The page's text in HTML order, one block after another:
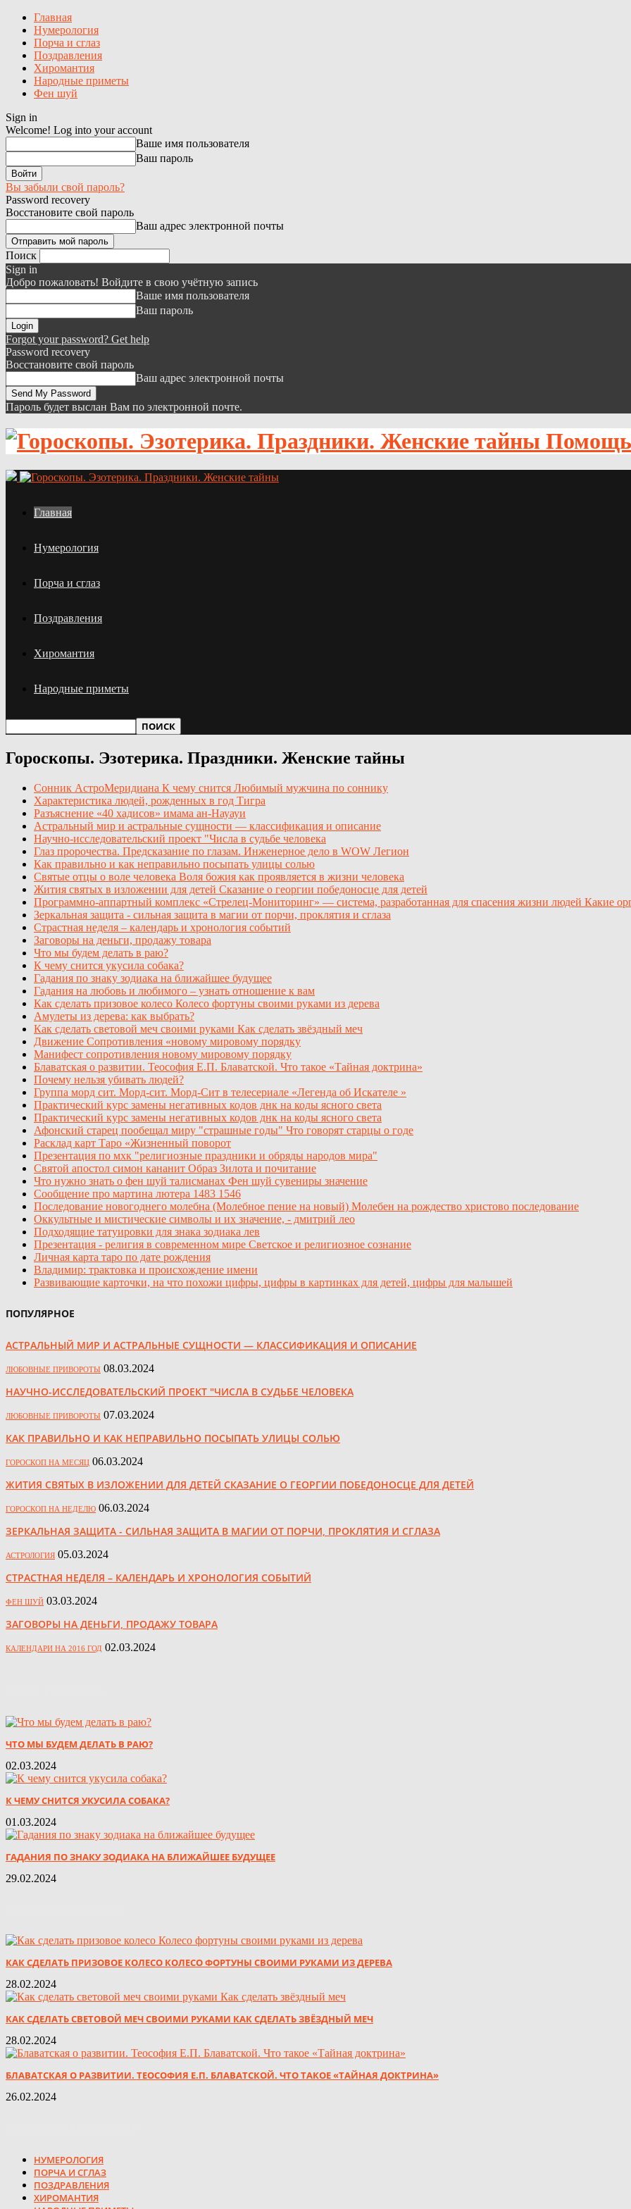
Главная
Нумерология
Порча и сглаз
Поздравления
Хиромантия
Народные приметы
Фен шуй
Sign in
Welcome! Log into your account
Ваше имя пользователя
Ваш пароль
Вы забыли свой пароль?
Password recovery
Восстановите свой пароль
Ваш адрес электронной почты
Поиск
Sign in
Добро пожаловать! Войдите в свою учётную запись
Ваше имя пользователя
Ваш пароль
Forgot your password? Get help
Password recovery
Восстановите свой пароль
Ваш адрес электронной почты
Пароль будет выслан Вам по электронной почте.
Помощь
Главная
Нумерология
Порча и сглаз
Поздравления
Хиромантия
Народные приметы
Гороскопы. Эзотерика. Праздники. Женские тайны
Сонник АстроМеридиана К чему снится Любимый мужчина по соннику
Характеристика людей, рожденных в год Тигра
Разъяснение «40 хадисов» имама ан-Науауи
Астральный мир и астральные сущности — классификация и описание
Научно-исследовательский проект "Числа в судьбе человека
Глаз пророчества. Предсказание по глазам. Инженерное дело в WOW Легион
Как правильно и как неправильно посыпать улицы солью
Святые отцы о воле человека Воля божия как проявляется в жизни человека
Жития святых в изложении для детей Сказание о георгии победоносце для детей
Программно-аппартный комплекс «Стрелец-Мониторинг» — система, разработанная для спасения жизни людей Какие
Зеркальная защита - сильная защита в магии от порчи, проклятия и сглаза
Страстная неделя – календарь и хронология событий
Заговоры на деньги, продажу товара
Что мы будем делать в раю?
К чему снится укусила собака?
Гадания по знаку зодиака на ближайшее будущее
Гадания на любовь и любимого – узнать отношение к вам
Как сделать призовое колесо Колесо фортуны своими руками из дерева
Амулеты из дерева: как выбрать?
Как сделать световой меч своими руками Как сделать звёздный меч
Движение Сопротивления «новому мировому порядку
Манифест сопротивления новому мировому порядку
Блаватская о развитии. Теософия Е.П. Блаватской. Что такое «Тайная доктрина»
Почему нельзя убивать людей?
Группа морд сит. Морд-сит. Морд-Сит в телесериале «Легенда об Искателе »
Практический курс замены негативных кодов днк на коды ясного света
Практический курс замены негативных кодов днк на коды ясного света
Афонский старец пообещал миру "страшные годы" Что говорят старцы о годе
Расклад карт Таро «Жизненный поворот
Презентация по мхк "религиозные праздники и обряды народов мира"
Святой апостол симон кананит Образ Зилота и почитание
Что нужно знать о фен шуй талисманах Фен шуй сувениры значение
Сообщение про мартина лютера 1483 1546
Последование новогоднего молебна (Молебное пение на новый) Молебен на рождество христово последование
Оккультные и мистические символы и их значение, - дмитрий лео
Подходящие татуировки для знака зодиака лев
Презентация - религия в современном мире Светское и религиозное сознание
Личная карта таро по дате рождения
Владимир: трактовка и происхождение имени
Развивающие карточки, на что похожи цифры, цифры в картинках для детей, цифры для малышей
ПОПУЛЯРНОЕ
АСТРАЛЬНЫЙ МИР И АСТРАЛЬНЫЕ СУЩНОСТИ — КЛАССИФИКАЦИЯ И ОПИСАНИЕ
ЛЮБОВНЫЕ ПРИВОРОТЫ 08.03.2024
НАУЧНО-ИССЛЕДОВАТЕЛЬСКИЙ ПРОЕКТ "ЧИСЛА В СУДЬБЕ ЧЕЛОВЕКА
ЛЮБОВНЫЕ ПРИВОРОТЫ 07.03.2024
КАК ПРАВИЛЬНО И КАК НЕПРАВИЛЬНО ПОСЫПАТЬ УЛИЦЫ СОЛЬЮ
ГОРОСКОП НА МЕСЯЦ 06.03.2024
ЖИТИЯ СВЯТЫХ В ИЗЛОЖЕНИИ ДЛЯ ДЕТЕЙ СКАЗАНИЕ О ГЕОРГИИ ПОБЕДОНОСЦЕ ДЛЯ ДЕТЕЙ
ГОРОСКОП НА НЕДЕЛЮ 06.03.2024
ЗЕРКАЛЬНАЯ ЗАЩИТА - СИЛЬНАЯ ЗАЩИТА В МАГИИ ОТ ПОРЧИ, ПРОКЛЯТИЯ И СГЛАЗА
АСТРОЛОГИЯ 05.03.2024
СТРАСТНАЯ НЕДЕЛЯ – КАЛЕНДАРЬ И ХРОНОЛОГИЯ СОБЫТИЙ
ФЕН ШУЙ 03.03.2024
ЗАГОВОРЫ НА ДЕНЬГИ, ПРОДАЖУ ТОВАРА
КАЛЕНДАРИ НА 2016 ГОД 02.03.2024
ЧТО МЫ БУДЕМ ДЕЛАТЬ В РАЮ?
02.03.2024
К ЧЕМУ СНИТСЯ УКУСИЛА СОБАКА?
01.03.2024
ГАДАНИЯ ПО ЗНАКУ ЗОДИАКА НА БЛИЖАЙШЕЕ БУДУЩЕЕ
29.02.2024
КАК СДЕЛАТЬ ПРИЗОВОЕ КОЛЕСО КОЛЕСО ФОРТУНЫ СВОИМИ РУКАМИ ИЗ ДЕРЕВА
28.02.2024
КАК СДЕЛАТЬ СВЕТОВОЙ МЕЧ СВОИМИ РУКАМИ КАК СДЕЛАТЬ ЗВЁЗДНЫЙ МЕЧ
28.02.2024
БЛАВАТСКАЯ О РАЗВИТИИ. ТЕОСОФИЯ Е.П. БЛАВАТСКОЙ. ЧТО ТАКОЕ «ТАЙНАЯ ДОКТРИНА»
26.02.2024
НУМЕРОЛОГИЯ
ПОРЧА И СГЛАЗ
ПОЗДРАВЛЕНИЯ
ХИРОМАНТИЯ